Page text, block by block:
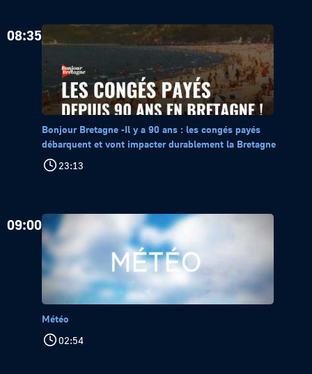
08:35
Bonjour Bretagne -Il y a 90 ans : les congés payés
débarquent et vont impacter durablement la Bretagne
23:13
09:00
Météo
02:54